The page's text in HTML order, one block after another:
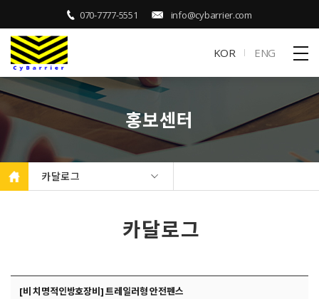
070-7777-5551 info@cybarrier.com
KOR ENG
홍보센터
카달로그
카달로그
[비 치명적인방호장비] 트레일러형 안전펜스